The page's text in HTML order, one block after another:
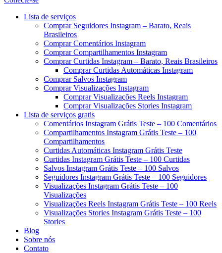
Menu
Lista de serviços
Comprar Seguidores Instagram – Barato, Reais
Brasileiros
Comprar Comentários Instagram
Comprar Compartilhamentos Instagram
Comprar Curtidas Instagram – Barato, Reais Brasileiros
Comprar Curtidas Automáticas Instagram
Comprar Salvos Instagram
Comprar Visualizações Instagram
Comprar Visualizações Reels Instagram
Comprar Visualizações Stories Instagram
Lista de serviços gratis
Comentários Instagram Grátis Teste – 100 Comentários
Compartilhamentos Instagram Grátis Teste – 100
Compartilhamentos
Curtidas Automáticas Instagram Grátis Teste
Curtidas Instagram Grátis Teste – 100 Curtidas
Salvos Instagram Grátis Teste – 100 Salvos
Seguidores Instagram Grátis Teste – 100 Seguidores
Visualizações Instagram Grátis Teste – 100
Visualizações
Visualizações Reels Instagram Grátis Teste – 100 Reels
Visualizações Stories Instagram Grátis Teste – 100
Stories
Blog
Sobre nós
Contato